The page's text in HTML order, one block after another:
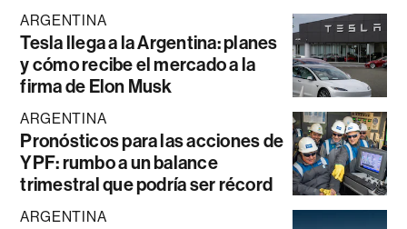
ARGENTINA
Tesla llega a la Argentina: planes
y cómo recibe el mercado a la
firma de Elon Musk
ARGENTINA
Pronósticos para las acciones de
YPF: rumbo a un balance
trimestral que podría ser récord
ARGENTINA